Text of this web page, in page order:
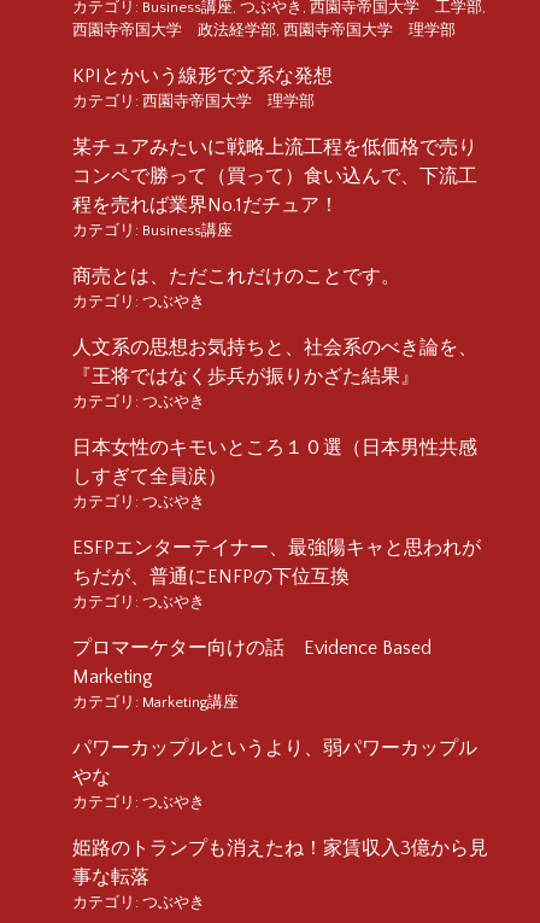
カテゴリ: Business講座 つぶやき 西園寺帝国大学 工学部
西園寺帝国大学 政法経学部 西園寺帝国大学 理学部
KPIとかいう線形で文系な発想
カテゴリ: 西園寺帝国大学 理学部
某チュアみたいに戦略上流工程を低価格で売り
コンペで勝って（買って）食い込んで、下流工
程を売れば業界No.1だチュア！
カテゴリ: Business講座
商売とは、ただこれだけのことです。
カテゴリ: つぶやき
人文系の思想お気持ちと、社会系のべき論を、
『王将ではなく歩兵が振りかざた結果』
カテゴリ: つぶやき
日本女性のキモいところ１０選（日本男性共感
しすぎて全員涙）
カテゴリ: つぶやき
ESFPエンターテイナー、最強陽キャと思われが
ちだが、普通にENFPの下位互換
カテゴリ: つぶやき
プロマーケター向けの話 Evidence Based
Marketing
カテゴリ: Marketing講座
パワーカップルというより、弱パワーカップル
やな
カテゴリ: つぶやき
姫路のトランプも消えたね！家賃収入3億から見
事な転落
カテゴリ: つぶやき